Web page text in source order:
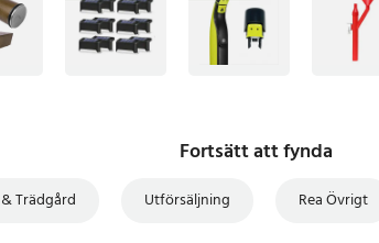
Fortsätt att fynda
Trädgård Utförsäljning Rea Övrigt